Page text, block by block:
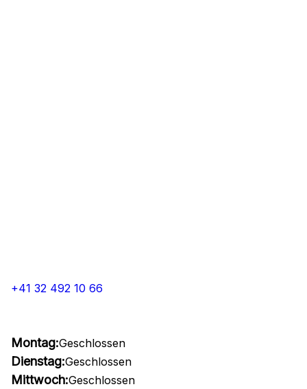
+41 32 492 10 66
Montag:Geschlossen
Dienstag:Geschlossen
Mittwoch:Geschlossen